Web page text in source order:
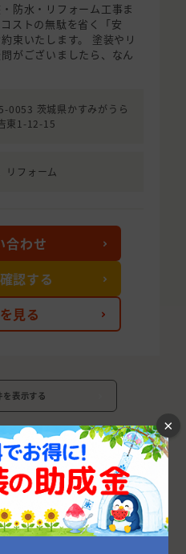
防水・リフォーム工事ま
ストの無駄を省く「安
束いたします。 塗装やリ
がございましたら、なん
0053 茨城県かすみがうら
東1-12-15
リフォーム
見る
合わせ
認する
表示する
外壁塗装業者を探す
立市
古河市
×